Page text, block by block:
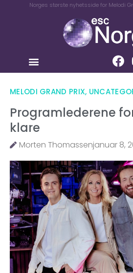
Norges største nyhetsside for Melodi
MELODI GRAND PRIX,
Programlederene
klare
Morten Thomassenjanuar 8,